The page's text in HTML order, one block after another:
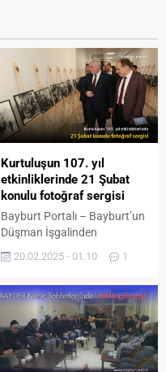
Kurtuluşun 107. yıl
etkinliklerinde 21 Şubat
konulu fotoğraf sergisi
Bayburt Portalı – Bayburt’un
Düşman İşgalinden
Kurtuluşu’nun 107. Yıl
dönümü etkinlikleri Bayburt
Merkezi’nde Bayburt ve
Kurtuluş Günü
fotoğraflarından oluşan 21
Şubat konulu sergi açılışı ile
devam etti. Oldukça yoğun
20.02.2025 - 01:10 1